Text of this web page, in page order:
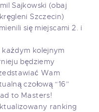
Sajkowski (obaj
Szczecin)
się miejscami 2. i
każdym kolejnym
będziemy
Wam
czołową “16”
to Masters!
ranking